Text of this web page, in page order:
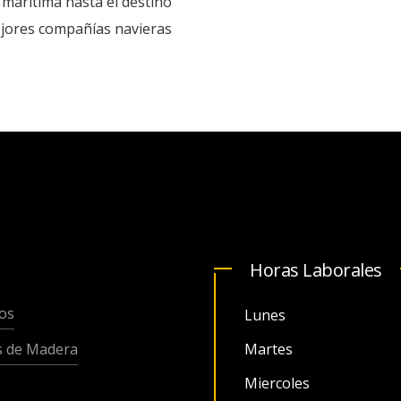
compañías navieras
de Madera
Horas Laborales
Lunes
Martes
Miercoles